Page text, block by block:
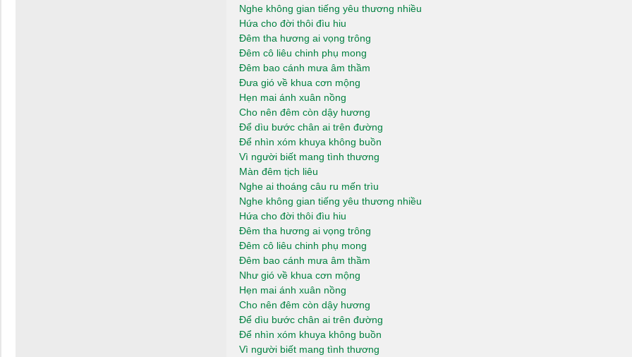
Nghe không gian tiếng yêu thương nhiều
Hứa cho đời thôi đìu hiu
Đêm tha hương ai vọng trông
Đêm cô liêu chinh phụ mong
Đêm bao cánh mưa âm thầm
Đưa gió về khua cơn mộng
Hẹn mai ánh xuân nồng
Cho nên đêm còn dậy hương
Để dìu bước chân ai trên đường
Để nhìn xóm khuya không buồn
Vì người biết mang tình thương
Màn đêm tịch liêu
Nghe ai thoáng câu ru mến trìu
Nghe không gian tiếng yêu thương nhiều
Hứa cho đời thôi đìu hiu
Đêm tha hương ai vọng trông
Đêm cô liêu chinh phụ mong
Đêm bao cánh mưa âm thầm
Như gió về khua cơn mộng
Hẹn mai ánh xuân nồng
Cho nên đêm còn dậy hương
Để dìu bước chân ai trên đường
Để nhìn xóm khuya không buồn
Vì người biết mang tình thương